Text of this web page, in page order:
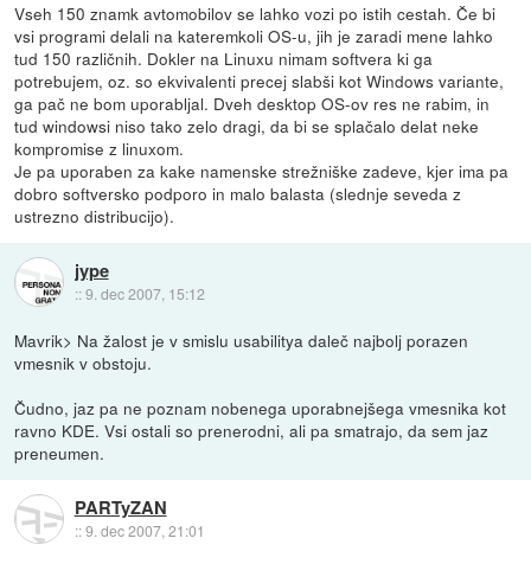
Vseh 150 znamk avtomobilov se lahko vozi po istih cestah. Če bi
vsi programi delali na kateremkoli OS-u, jih je zaradi mene lahko
tud 150 različnih. Dokler na Linuxu nimam softvera ki ga
potrebujem, oz. so ekvivalenti precej slabši kot Windows variante,
ga pač ne bom uporabljal. Dveh desktop OS-ov res ne rabim, in
tud windowsi niso tako zelo dragi, da bi se splačalo delat neke
kompromise z linuxom.
Je pa uporaben za kake namenske strežniške zadeve, kjer ima pa
dobro softversko podporo in malo balasta (slednje seveda z
ustrezno distribucijo).
jype
::9. dec 2007, 15:12
Mavrik> Na žalost je v smislu usabilitya daleč najbolj porazen
vmesnik v obstoju.
Čudno, jaz pa ne poznam nobenega uporabnejšega vmesnika kot
ravno KDE. Vsi ostali so prenerodni, ali pa smatrajo, da sem jaz
preneumen.
PARTyZAN
::9. dec 2007, 21:01